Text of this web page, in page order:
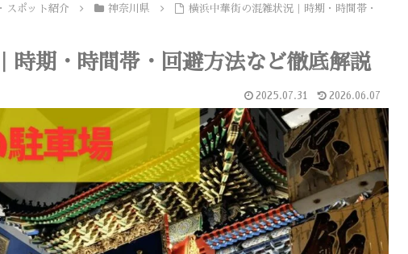
スポット紹介 神奈川県
横浜中華街の混雑状況｜時期・時間帯・
時期・時間帯・回避方法など徹底解説
2025.07.31 2026.06.07